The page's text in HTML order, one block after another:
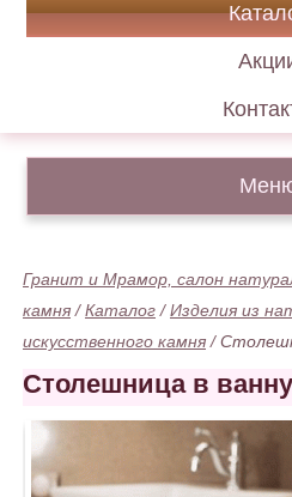
Гранит и Мрамор, салон
камня /Каталог /Изделия из
искусственного камня /
Столешница в